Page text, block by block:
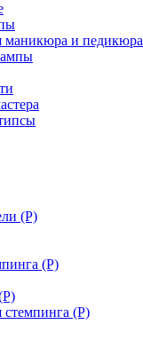
маникюра и педикюра
(Р)
(Р)
(Р)